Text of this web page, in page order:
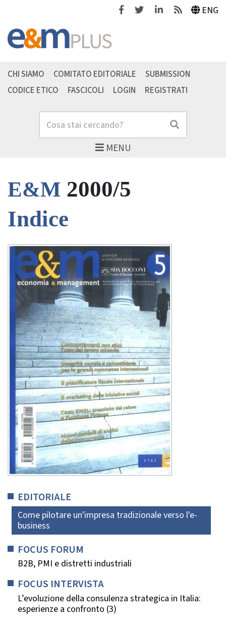
FacebookTwitterLinkedinFeeds ENG
MENU
Cerca Cerca
CHI SIAMO COMITATO EDITORIALE
SUBMISSION
CODICE ETICO
FASCICOLI LOGIN REGISTRATI
E&M 2000/5
Indice
EDITORIALE
Come pilotare un'impresa tradizionale verso l'e-
business
FOCUS FORUM
B2B, PMI e distretti industriali
FOCUS INTERVISTA
L’evoluzione della consulenza strategica in Italia:
esperienze a confronto (3)